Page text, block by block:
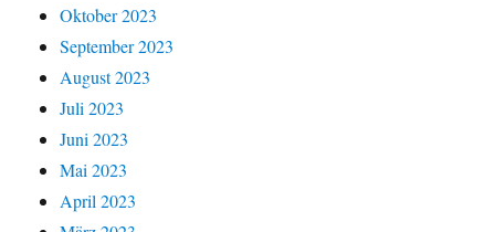
Oktober 2023
September 2023
August 2023
Juli 2023
Juni 2023
Mai 2023
April 2023